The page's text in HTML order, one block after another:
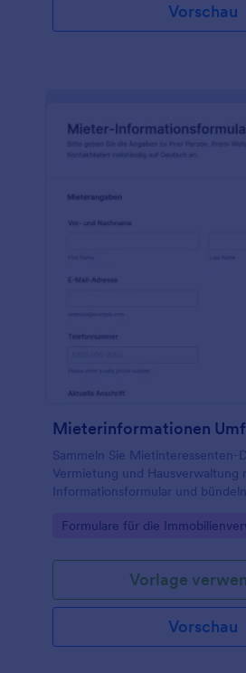
Vorschau
Mieterinformationen
Sammeln Sie Mietinteressenten-
Vermietung und Hausverwaltung
Informationsformular und
mit Jotform.
Go to Category:
Formulare für die
Vorlage
Vorschau